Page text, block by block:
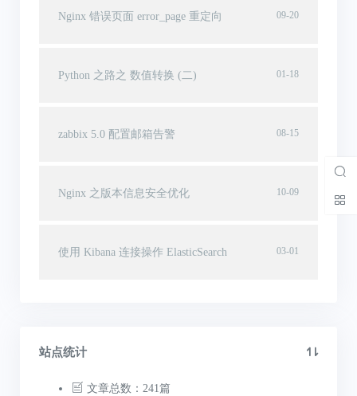
09-20
Nginx 错误页面 error_page 重定向
01-18
Python 之路之 数值转换 (二)
08-15
zabbix 5.0 配置邮箱告警
10-09
Nginx 之版本信息安全优化
03-01
使用 Kibana 连接操作 ElasticSearch
站点统计
文章总数：241篇